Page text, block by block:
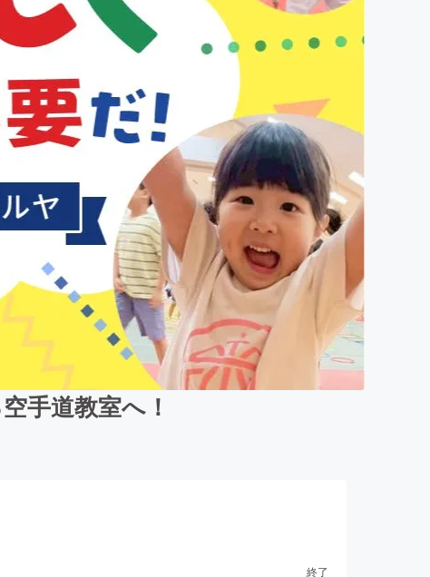
手道教室へ！
終了